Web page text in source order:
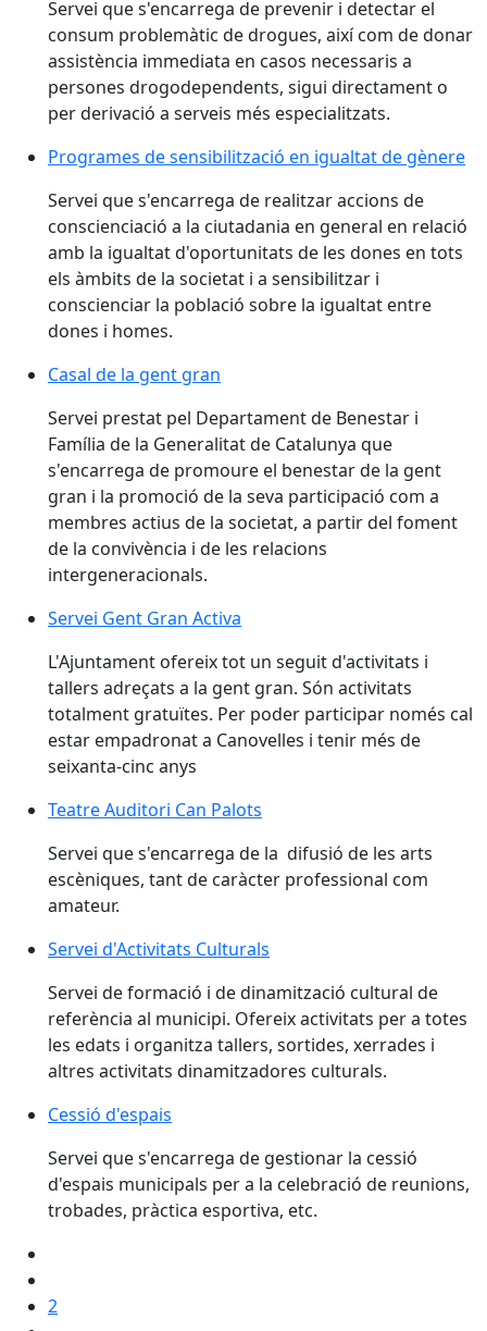
Servei que s'encarrega de prevenir i detectar el
consum problemàtic de drogues, així com de donar
assistència immediata en casos necessaris a
persones drogodependents, sigui directament o
per derivació a serveis més especialitzats.
Programes de sensibilització en igualtat de gènere
Servei que s'encarrega de realitzar accions de
conscienciació a la ciutadania en general en relació
amb la igualtat d'oportunitats de les dones en tots
els àmbits de la societat i a sensibilitzar i
conscienciar la població sobre la igualtat entre
dones i homes.
Casal de la gent gran
Servei prestat pel Departament de Benestar i
Família de la Generalitat de Catalunya que
s'encarrega de promoure el benestar de la gent
gran i la promoció de la seva participació com a
membres actius de la societat, a partir del foment
de la convivència i de les relacions
intergeneracionals.
Servei Gent Gran Activa
L'Ajuntament ofereix tot un seguit d'activitats i
tallers adreçats a la gent gran. Són activitats
totalment gratuïtes. Per poder participar només cal
estar empadronat a Canovelles i tenir més de
seixanta-cinc anys
Teatre Auditori Can Palots
Servei que s'encarrega de la difusió de les arts
escèniques, tant de caràcter professional com
amateur.
Servei d'Activitats Culturals
Servei de formació i de dinamització cultural de
referència al municipi. Ofereix activitats per a totes
les edats i organitza tallers, sortides, xerrades i
altres activitats dinamitzadores culturals.
Cessió d'espais
Servei que s'encarrega de gestionar la cessió
d'espais municipals per a la celebració de reunions,
trobades, pràctica esportiva, etc.
2